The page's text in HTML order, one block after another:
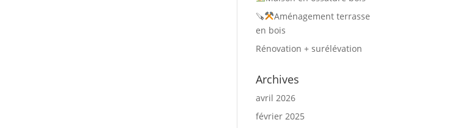
🪚
Aménagement terrasse
en bois
Rénovation + surélévation
Archives
avril 2026
février 2025